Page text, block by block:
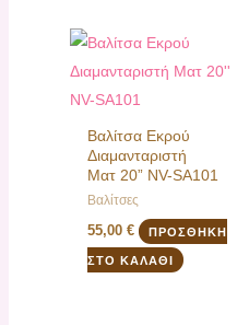
Βαλίτσα Εκρού
Διαμανταριστή
Ματ 20” NV-SA101
Βαλίτσες
55,00€ ΠΡΟΣΘΉΚΗ
ΣΤΟ ΚΑΛΆΘΙ